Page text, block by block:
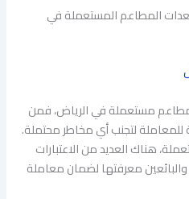
معدات المطاعم المستعملة في
مطاعم مستعملة في الرياض، فمن
للمعاملة لتجنب أي مخاطر محتملة.
هناك العديد من الاعتبارات
معرفتها لضمان معاملة